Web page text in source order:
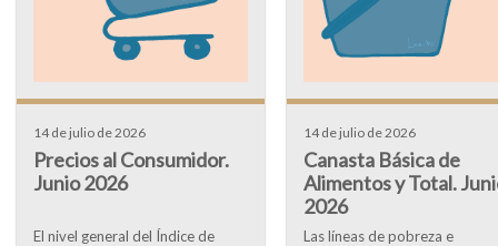
14 de julio de 2026
Precios al Consumidor.
Junio 2026
El nivel general del Índice de
14 de julio de 2026
Canasta Básica de
Alimentos y Total.
2026
Las líneas de pobreza e